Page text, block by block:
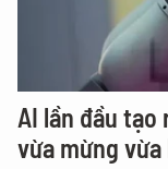
AI lần đầu
vừa mừng vừa